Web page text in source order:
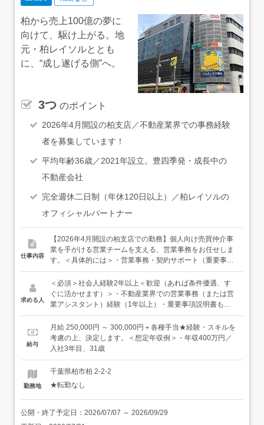
柏から売上100億の夢に
向けて、駆け上がる。地
元・柏レイソルととも
に、“成し遂げる側”へ。
3つ のポイント
2026年4月開設の柏支店／不動産業界での事務経験
者を募集しています！
平均年齢36歳／2021年設立。豊四季発・成長中の
不動産会社
完全週休二日制（年休120日以上）／柏レイソルの
オフィシャルパートナー
仕事内容
【2026年4月開設の柏支店での勤務】個人向け売買仲介事
業を手がける営業チームを支える、営業事務をお任せしま
す。＜具体的には＞・営業事務・契約サポート（重要事項
説明書・契約書類の作成補助、決済準備、進捗・スケジュ
ール管理）・来店・顧客対応・受付（ご来店・電話・メー
ル対応、お問い合わせの一次受け）・ポータル・物件登
録・広告管理（ポータルサイトへの物件登録、画像・原稿
案・商談に集中できるよう、事務まわりを巻き取り、サポ
ートする役割をお任せします。★一緒に働く事務スタッフ
は1名。入社後は、早い段階で慣れていただけるよう、一
求める人
＜必須＞社会人経験2年以上＜歓迎（あれば条件優遇、す
ぐに活かせます）＞・不動産業界での営業事務（または営
業アシスタント）経験（1年以上）・重要事項説明書もし
くは契約書類の作成補助の経験・「宅地建物取引士」資格
※お持ちでない方は、入社後、原則取得していただきま
す。現在勉強中の方も大歓迎です！・業務フローの改善や
ITツールの導入、活用に取り組んだ経験◆当社のバリュ
です◆バリュー：Bring Happy to Gain Money（まずは相手
Pro（プロとして最高のサービス、ディールをして、全方
位から頼られる存在になろう。）Better Every Day（昨日
より今日、今日より明日。少しでもいい、毎日前進しよ
給与
月給 250,000円 ～ 300,000円＋各種手当★経験・スキルを
考慮の上、決定します。＜想定年収例＞・年収400万円／
入社3年目、31歳
勤務地
千葉県柏市柏 2-2-2
★転勤なし
公開・終了予定日： 2026/07/07 ～ 2026/09/29